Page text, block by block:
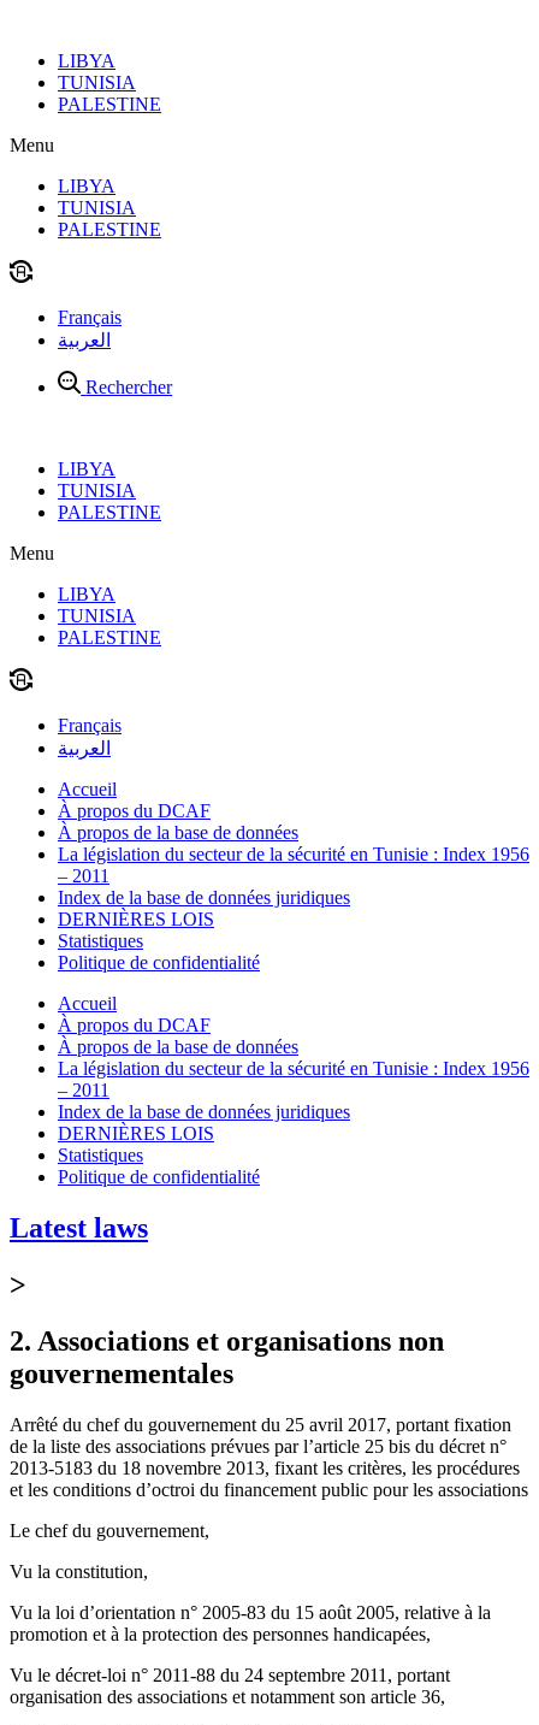
contenuLIBYA
TUNISIA
PALESTINE
Menu
LIBYA
TUNISIA
PALESTINE
Français
العربية
Rechercher
LIBYA
TUNISIA
PALESTINE
Menu
LIBYA
TUNISIA
PALESTINE
Français
العربية
Accueil
À propos du DCAF
À propos de la base de données
La législation du secteur de la sécurité en Tunisie : Index 1956
– 2011
Index de la base de données juridiques
DERNIÈRES LOIS
Statistiques
Politique de confidentialité
Accueil
À propos du DCAF
À propos de la base de données
La législation du secteur de la sécurité en Tunisie : Index 1956
– 2011
Index de la base de données juridiques
DERNIÈRES LOIS
Statistiques
Politique de confidentialité
Latest laws
>
2. Associations et organisations non
gouvernementales
Arrêté du chef du gouvernement du 25 avril 2017, portant fixation
de la liste des associations prévues par l’article 25 bis du décret n°
2013-5183 du 18 novembre 2013, fixant les critères, les procédures
et les conditions d’octroi du financement public pour les associations
Le chef du gouvernement,
Vu la constitution,
Vu la loi d’orientation n° 2005-83 du 15 août 2005, relative à la
promotion et à la protection des personnes handicapées,
Vu le décret-loi n° 2011-88 du 24 septembre 2011, portant
organisation des associations et notamment son article 36,